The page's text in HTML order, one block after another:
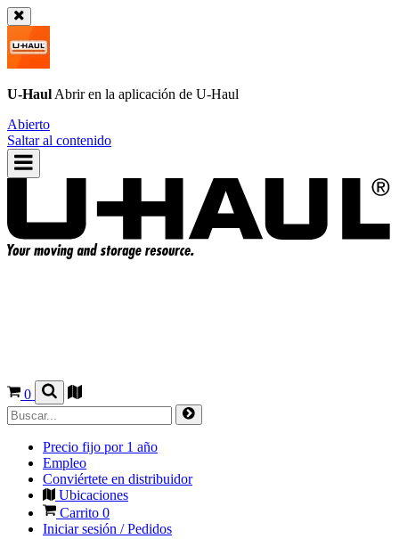
U-Haul Abrir en la aplicación de U-Haul
Abierto
Saltar al contenido
0
Precio fijo por 1 año
Empleo
Conviértete en distribuidor
Ubicaciones
Carrito 0
Iniciar sesión / Pedidos